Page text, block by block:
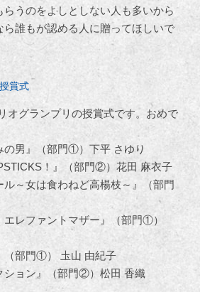
うのをよしとしない人も多いから
ら誰もが認める人に贈ってほしいで
賞式
オグランプリの授賞式です。おめで
の男』（部門①）下平 さゆり
！』（部門②）花田 麻衣子
は食わねど高楊枝～』（部門
ファントマザー』（部門①）
①） 圡山 由紀子
』（部門②）松田 香織